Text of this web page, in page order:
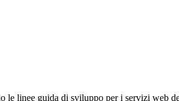
le linee guida di sviluppo per i servizi